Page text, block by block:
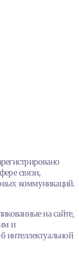
связи,
коммуникаций.
на сайте,
и
интеллектуальной